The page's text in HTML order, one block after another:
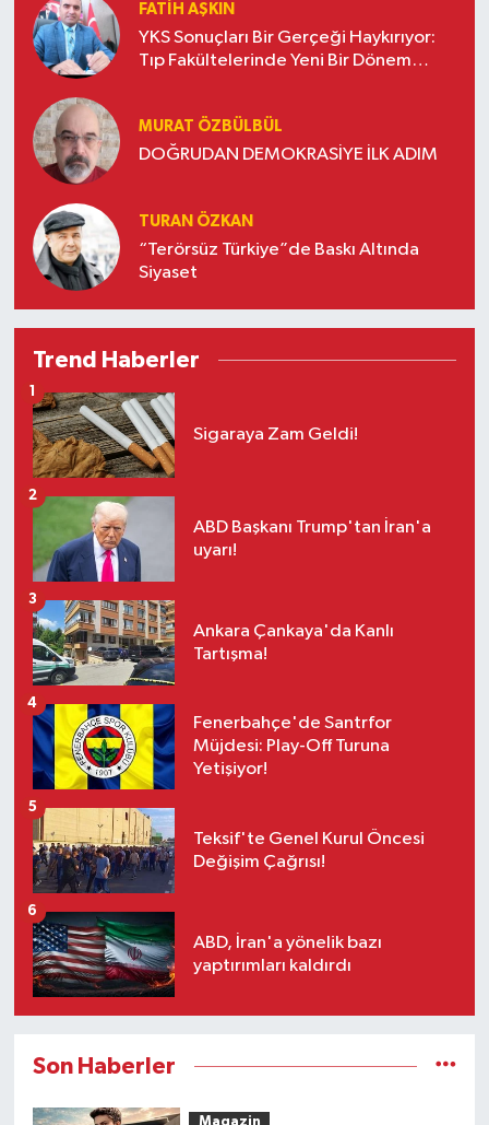
FATIH AŞKIN
YKS Sonuçları Bir Gerçeği Haykırıyor:
Tıp Fakültelerinde Yeni Bir Dönem
MURAT ÖZBÜLBÜL
DOĞRUDAN DEMOKRASİYE İLK ADIM
TURAN ÖZKAN
“Terörsüz Türkiye”de Baskı Altında
Siyaset
Trend Haberler
Sigaraya Zam Geldi!
1
ABD Başkanı Trump'tan İran'a
uyarı!
2
Ankara Çankaya'da Kanlı
Tartışma!
3
Fenerbahçe'de Santrfor
Müjdesi: Play-Off Turuna
Yetişiyor!
4
Teksif'te Genel Kurul Öncesi
Değişim Çağrısı!
5
ABD, İran'a yönelik bazı
yaptırımları kaldırdı
6
Son Haberler